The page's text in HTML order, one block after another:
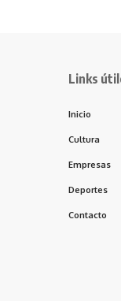
Links
Inicio
Cultura
Empresas
Deportes
Contacto